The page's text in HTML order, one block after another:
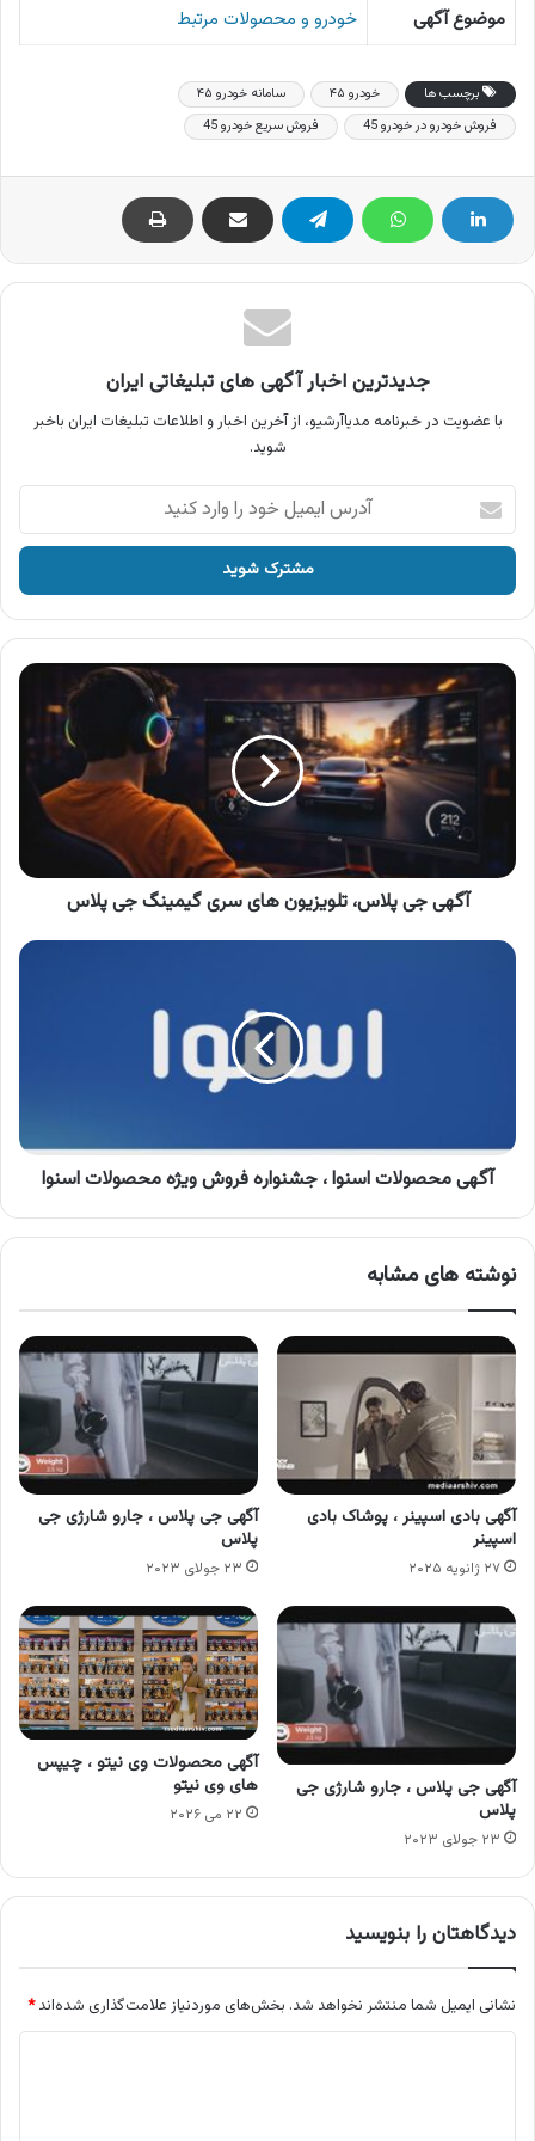
موضوع آگهی
خودرو و محصولات مرتبط
برچسب ها خودرو ۴۵
سامانه خودرو ۴۵
فروش خودرو در خودرو 45
فروش سریع خودرو 45
جدیدترین اخبار آگهی های تبلیغاتی ایران
با عضویت در خبرنامه مدیاآرشیو، از آخرین اخبار و اطلاعات تبلیغات ایران باخبر
شوید.
آدرس
ایمیل
خود
وارد
کنید
آگهی
پلاس،
تلویزیون
های
سری
پلاس
آگهی جی پلاس، تلویزیون های سری گیمینگ جی پلاس
آگهی
اسنوا
آگهی محصولات اسنوا ، جشنواره فروش ویژه محصولات اسنوا
نوشته های مشابه
آگهی بادی اسپینر ، پوشاک بادی
اسپینر
۲۷ ژانویه ۲۰۲۵
آگهی جی پلاس ، جارو شارژی جی
پلاس
۲۳ جولای ۲۰۲۳
آگهی جی پلاس ، جارو شارژی جی
پلاس
۲۳ جولای ۲۰۲۳
آگهی محصولات وی نیتو ، چیپس
های وی نیتو
۲۲ می ۲۰۲۶
دیدگاهتان را بنویسید
نشانی ایمیل شما منتشر نخواهد شد. بخش‌های موردنیاز علامت‌گذاری شده‌اند*